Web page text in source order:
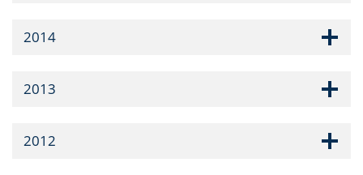
2014
2013
2012